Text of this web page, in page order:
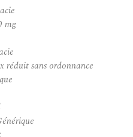
mg
réduit sans ordonnance